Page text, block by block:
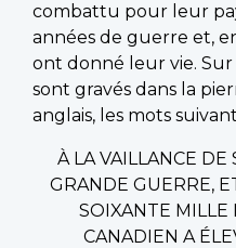
combattu pour leur
années de guerre et,
ont donné leur vie.
sont gravés dans la
anglais, les mots
À LA VAILLANCE DE
GRANDE GUERRE,
SOIXANTE MILLE
CANADIEN A